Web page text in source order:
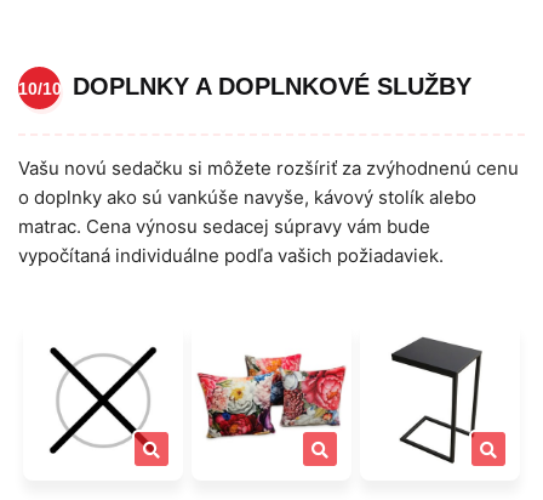
10/10 DOPLNKY A DOPLNKOVÉ SLUŽBY
Vašu novú sedačku si môžete rozšíriť za zvýhodnenú cenu
o doplnky ako sú vankúše navyše, kávový stolík alebo
matrac. Cena výnosu sedacej súpravy vám bude
vypočítaná individuálne podľa vašich požiadaviek.